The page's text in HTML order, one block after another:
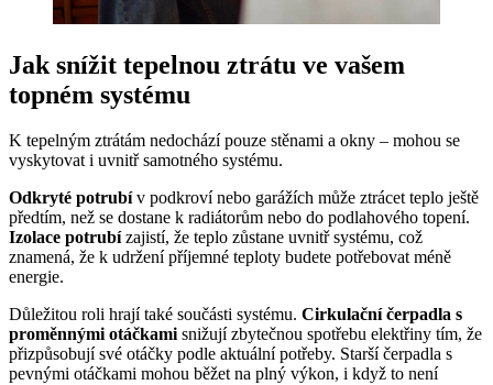
Jak snížit tepelnou ztrátu ve vašem
topném systému
K tepelným ztrátám nedochází pouze stěnami a okny – mohou se
vyskytovat i uvnitř samotného systému.
Odkryté potrubív podkroví nebo garážích může ztrácet teplo ještě
předtím, než se dostane k radiátorům nebo do podlahového topení.
Izolace potrubízajistí, že teplo zůstane uvnitř systému, což
znamená, že k udržení příjemné teploty budete potřebovat méně
energie.
Důležitou roli hrají také součásti systému. Cirkulační čerpadla s
proměnnými otáčkamisnižují zbytečnou spotřebu elektřiny tím, že
přizpůsobují své otáčky podle aktuální potřeby. Starší čerpadla s
pevnými otáčkami mohou běžet na plný výkon, i když to není